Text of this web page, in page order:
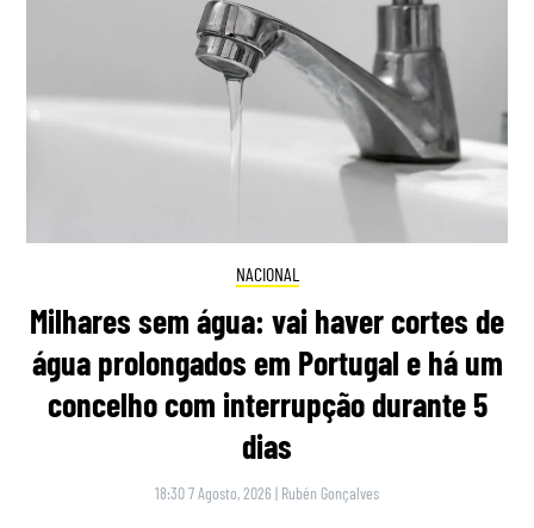
NACIONAL
Milhares sem água: vai haver cortes de
água prolongados em Portugal e há um
concelho com interrupção durante 5
dias
18:30 7 Agosto, 2026 | Rubén Gonçalves